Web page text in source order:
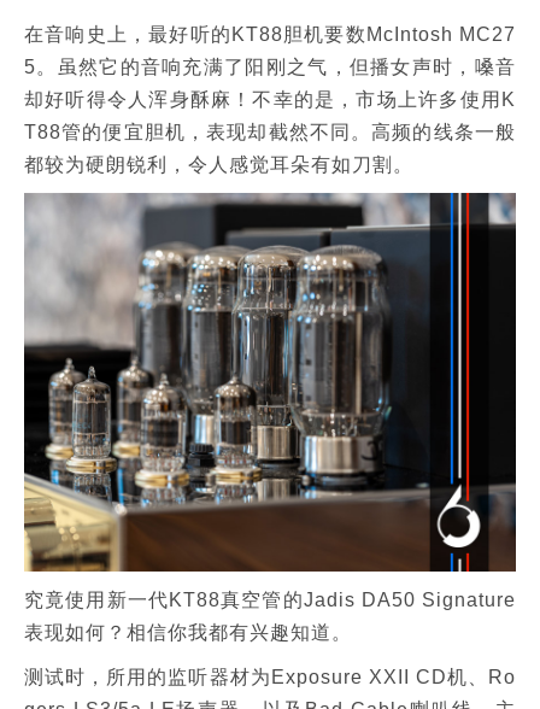
在音响史上，最好听的KT88胆机要数McIntosh MC27
5。虽然它的音响充满了阳刚之气，但播女声时，嗓音
却好听得令人浑身酥麻！不幸的是，市场上许多使用K
T88管的便宜胆机，表现却截然不同。高频的线条一般
都较为硬朗锐利，令人感觉耳朵有如刀割。
究竟使用新一代KT88真空管的Jadis DA50 Signature
表现如何？相信你我都有兴趣知道。
测试时，所用的监听器材为Exposure XXII CD机、Ro